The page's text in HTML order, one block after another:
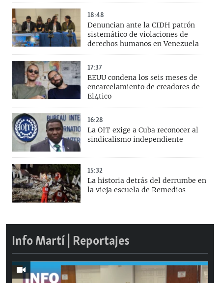
18:48
Denuncian ante la CIDH patrón
sistemático de violaciones de
derechos humanos en Venezuela
17:37
EEUU condena los seis meses de
encarcelamiento de creadores de
El4tico
16:28
La OIT exige a Cuba reconocer al
sindicalismo independiente
15:32
La historia detrás del derrumbe en
la vieja escuela de Remedios
Info Martí | Reportajes